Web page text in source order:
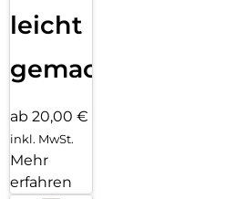
leicht
gemacht!
ab 20,00 €
inkl. MwSt.
Mehr
erfahren